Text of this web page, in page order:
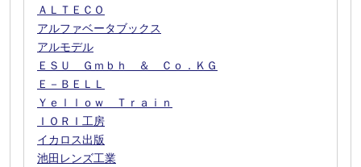
ＡＬＴＥＣＯ
アルファベータブックス
アルモデル
ＥＳＵ Ｇｍｂｈ ＆ Ｃｏ．ＫＧ
Ｅ－ＢＥＬＬ
Ｙｅｌｌｏｗ Ｔｒａｉｎ
ＩＯＲＩ工房
イカロス出版
池田レンズ工業